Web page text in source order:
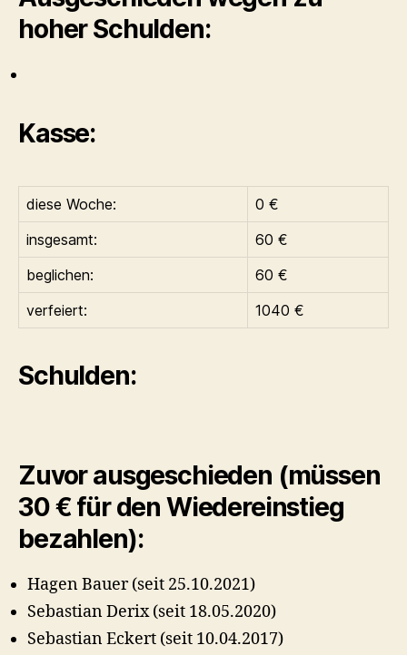
hoher Schulden:
Kasse:
diese Woche:
0 €
insgesamt:
60 €
beglichen:
60 €
verfeiert:
1040 €
Schulden:
Zuvor ausgeschieden (müssen
30 € für den Wiedereinstieg
bezahlen):
Hagen Bauer (seit 25.10.2021)
Sebastian Derix (seit 18.05.2020)
Sebastian Eckert (seit 10.04.2017)